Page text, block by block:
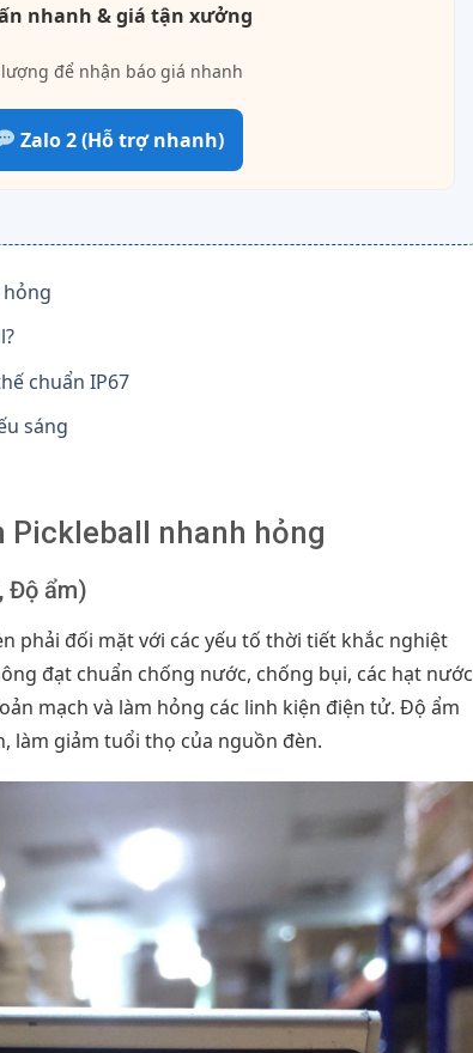
nhanh & giá tận xưởng
để nhận báo giá nhanh
Zalo 2 (Hỗ trợ nhanh)
chuẩn IP67
sáng
Pickleball nhanh hỏng
Độ ẩm)
phải đối mặt với các yếu tố thời tiết khắc nghiệt
đạt chuẩn chống nước, chống bụi, các hạt nước
mạch và làm hỏng các linh kiện điện tử. Độ ẩm
làm giảm tuổi thọ của nguồn đèn.